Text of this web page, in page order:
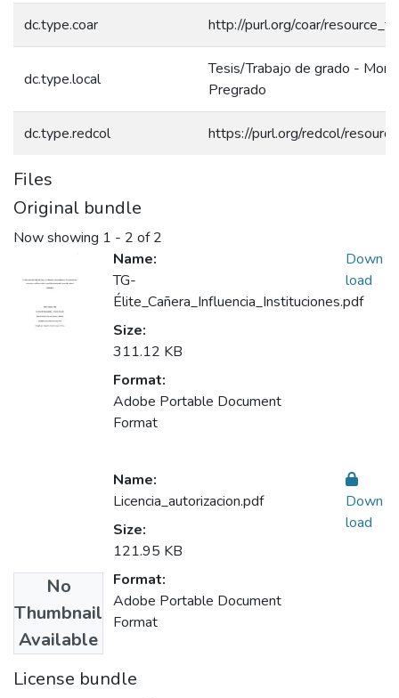
dc.type.coar http://purl.org/coar/
dc.type.local
Tesis/Trabajo de grado -
Pregrado
dc.type.redcol https://purl.org/redcol/
Files
Original bundle
Now showing 1 - 2 of 2
Name:
TG-
Élite_Cañera_Influencia_Instituciones.pdf
Size:
311.12 KB
Format:
Adobe Portable Document
Format
Down
load
No
Thumbnail
Available
Name:
Licencia_autorizacion.pdf
Size:
121.95 KB
Format:
Adobe Portable Document
Format
Down
load
License bundle